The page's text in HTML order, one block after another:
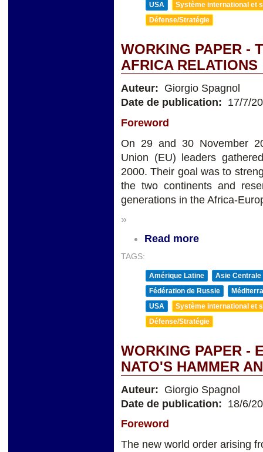
USA
Système international et
Défense/Stratégie
WORKING PAPER -
AFRICA RELATIONS
Auteur: Giorgio Spagnol
Date de publication: 17/7/
Foreword
On 29 and 30 November
Union (EU) leaders
2000. Their goal was to
the two continents and
generations in the Africa-
»
Read more
TAGS:
Amérique Latine
Asie Centrale
Fédération de Russie
USA
Système international et
Défense/Stratégie
WORKING PAPER -
NATO'S HAMMER
Auteur: Giorgio Spagnol
Date de publication: 18/6/
Foreword
The new world order arising